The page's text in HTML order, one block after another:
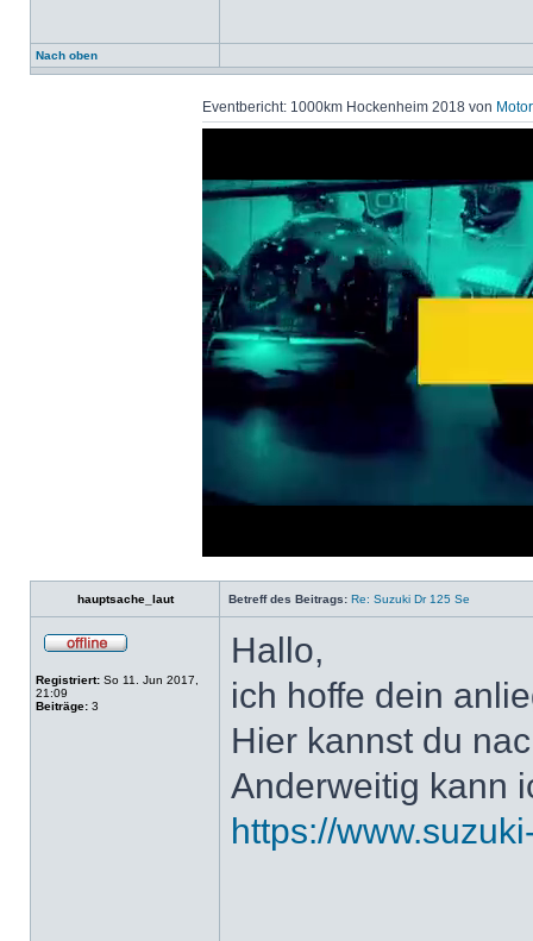
Nach oben
Eventbericht: 1000km Hockenheim 2018 von
hauptsache_laut Betreff des Beitrags: Re: Suzuki Dr 125 Se
Registriert: So 11. Jun 2017,
21:09
Beiträge: 3
Hallo,
ich hoffe dein
Hier kannst du
Anderweitig kann
https://